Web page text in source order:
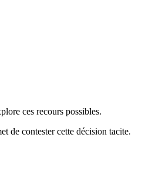
ces recours possibles.
de contester cette décision tacite.